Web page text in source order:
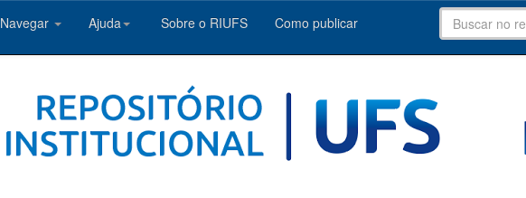
Navegar Ajuda Sobre o RIUFS Como publicar